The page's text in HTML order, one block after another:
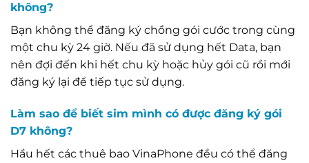
không?
Bạn không thể đăng ký chồng gói cước trong cùng
một chu kỳ 24 giờ. Nếu đã sử dụng hết Data, bạn
nên đợi đến khi hết chu kỳ hoặc hủy gói cũ rồi mới
đăng ký lại để tiếp tục sử dụng.
Làm sao để biết sim mình có được đăng ký gói
D7 không?
Hầu hết các thuê bao VinaPhone đều có thể đăng